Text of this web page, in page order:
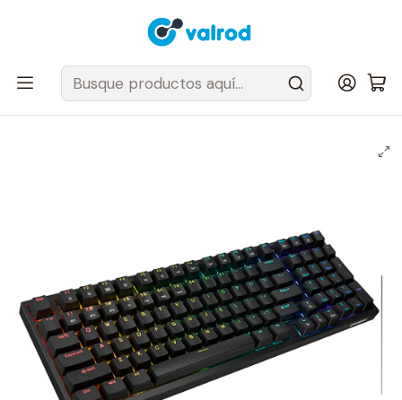
Despacho Gratis en tus sillas Cougar en el Gran Santiago
Inicio Periféricos y accesorios
Teclados
Teclado Mecánico Cougar ULTIMUS PRO Wireless RGB US